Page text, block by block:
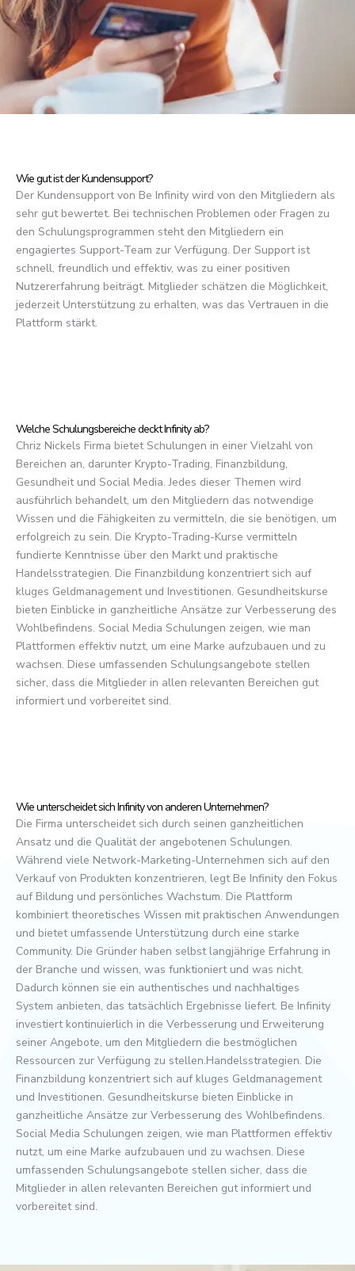
Wie gut ist der Kundensupport?
Der Kundensupport von Be Infinity wird von den Mitgliedern als
sehr gut bewertet. Bei technischen Problemen oder Fragen zu
den Schulungsprogrammen steht den Mitgliedern ein
engagiertes Support-Team zur Verfügung. Der Support ist
schnell, freundlich und effektiv, was zu einer positiven
Nutzererfahrung beiträgt. Mitglieder schätzen die Möglichkeit,
jederzeit Unterstützung zu erhalten, was das Vertrauen in die
Plattform stärkt.
Welche Schulungsbereiche deckt Infinity ab?
Chriz Nickels Firma bietet Schulungen in einer Vielzahl von
Bereichen an, darunter Krypto-Trading, Finanzbildung,
Gesundheit und Social Media. Jedes dieser Themen wird
ausführlich behandelt, um den Mitgliedern das notwendige
Wissen und die Fähigkeiten zu vermitteln, die sie benötigen, um
erfolgreich zu sein. Die Krypto-Trading-Kurse vermitteln
fundierte Kenntnisse über den Markt und praktische
Handelsstrategien. Die Finanzbildung konzentriert sich auf
kluges Geldmanagement und Investitionen. Gesundheitskurse
bieten Einblicke in ganzheitliche Ansätze zur Verbesserung des
Wohlbefindens. Social Media Schulungen zeigen, wie man
Plattformen effektiv nutzt, um eine Marke aufzubauen und zu
wachsen. Diese umfassenden Schulungsangebote stellen
sicher, dass die Mitglieder in allen relevanten Bereichen gut
informiert und vorbereitet sind.
Wie unterscheidet sich Infinity von anderen Unternehmen?
Die Firma unterscheidet sich durch seinen ganzheitlichen
Ansatz und die Qualität der angebotenen Schulungen.
Während viele Network-Marketing-Unternehmen sich auf den
Verkauf von Produkten konzentrieren, legt Be Infinity den Fokus
auf Bildung und persönliches Wachstum. Die Plattform
kombiniert theoretisches Wissen mit praktischen Anwendungen
und bietet umfassende Unterstützung durch eine starke
Community. Die Gründer haben selbst langjährige Erfahrung in
der Branche und wissen, was funktioniert und was nicht.
Dadurch können sie ein authentisches und nachhaltiges
System anbieten, das tatsächlich Ergebnisse liefert. Be Infinity
investiert kontinuierlich in die Verbesserung und Erweiterung
seiner Angebote, um den Mitgliedern die bestmöglichen
Ressourcen zur Verfügung zu stellen.Handelsstrategien. Die
Finanzbildung konzentriert sich auf kluges Geldmanagement
und Investitionen. Gesundheitskurse bieten Einblicke in
ganzheitliche Ansätze zur Verbesserung des Wohlbefindens.
Social Media Schulungen zeigen, wie man Plattformen effektiv
nutzt, um eine Marke aufzubauen und zu wachsen. Diese
umfassenden Schulungsangebote stellen sicher, dass die
Mitglieder in allen relevanten Bereichen gut informiert und
vorbereitet sind.